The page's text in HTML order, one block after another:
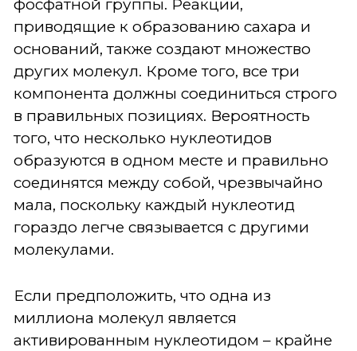
фосфатной группы. Реакции,
приводящие к образованию сахара и
оснований, также создают множество
других молекул. Кроме того, все три
компонента должны соединиться строго
в правильных позициях. Вероятность
того, что несколько нуклеотидов
образуются в одном месте и правильно
соединятся между собой, чрезвычайно
мала, поскольку каждый нуклеотид
гораздо легче связывается с другими
молекулами.
Если предположить, что одна из
миллиона молекул является
активированным нуклеотидом – крайне